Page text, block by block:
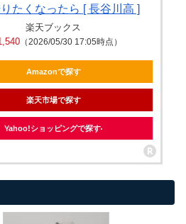
たくなったら [ 長谷川高 ]
楽天ブックス
（2026/05/30 17:05時点）
Amazonで探す
楽天市場で探す
Yahoo!ショッピングで探す